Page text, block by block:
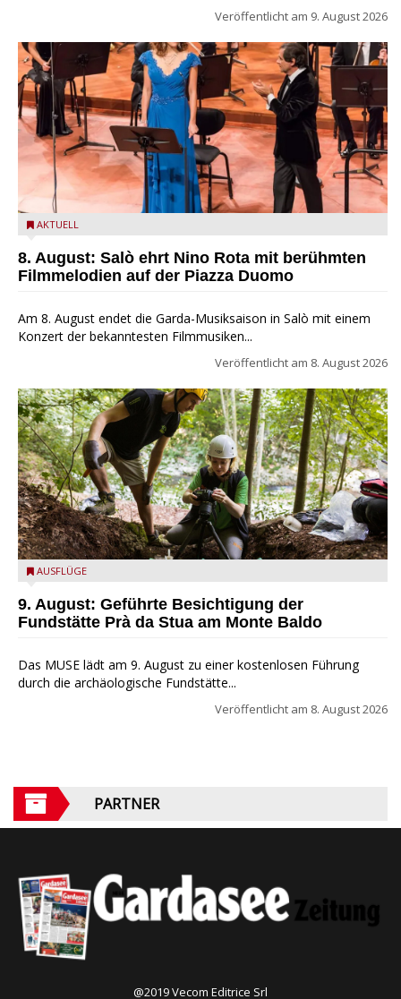
Veröffentlicht am 9. August 2026
Estate Musicale del Garda: Salò ehrt Nino Rota
AKTUELL
8. August: Salò ehrt Nino Rota mit berühmten
Filmmelodien auf der Piazza Duomo
Am 8. August endet die Garda-Musiksaison in Salò mit einem
Konzert der bekanntesten Filmmusiken...
Veröffentlicht am 8. August 2026
die archäologische Fundstätte Riparo Prà da Stua am Monte
AUSFLÜGE
9. August: Geführte Besichtigung der
Fundstätte Prà da Stua am Monte Baldo
Das MUSE lädt am 9. August zu einer kostenlosen Führung
durch die archäologische Fundstätte...
Veröffentlicht am 8. August 2026
PARTNER
@2019 Vecom Editrice Srl